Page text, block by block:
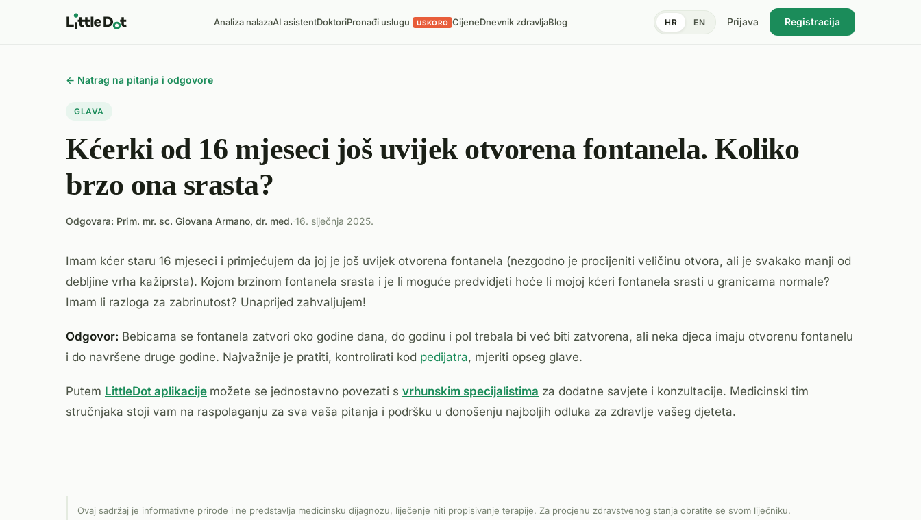
Analiza nalazaAI asistentDoktoriPronađi uslugu USKORO CijeneDnevnik zdravljaBlog HR EN Prijava Registracija
← Natrag na pitanja i odgovore
GLAVA
Kćerki od 16 mjeseci još uvijek otvorena fontanela. Koliko
brzo ona srasta?
Odgovara: Prim. mr. sc. Giovana Armano, dr. med. 16. siječnja 2025.
Imam kćer staru 16 mjeseci i primjećujem da joj je još uvijek otvorena fontanela (nezgodno je procijeniti veličinu otvora, ali je svakako manji od
debljine vrha kažiprsta). Kojom brzinom fontanela srasta i je li moguće predvidjeti hoće li mojoj kćeri fontanela srasti u granicama normale?
Imam li razloga za zabrinutost? Unaprijed zahvaljujem!
Odgovor: Bebicama se fontanela zatvori oko godine dana, do godinu i pol trebala bi već biti zatvorena, ali neka djeca imaju otvorenu fontanelu
i do navršene druge godine. Najvažnije je pratiti, kontrolirati kod pedijatra, mjeriti opseg glave.
Putem LittleDot aplikacije možete se jednostavno povezati s vrhunskim specijalistima za dodatne savjete i konzultacije. Medicinski tim
stručnjaka stoji vam na raspolaganju za sva vaša pitanja i podršku u donošenju najboljih odluka za zdravlje vašeg djeteta.
Ovaj sadržaj je informativne prirode i ne predstavlja medicinsku dijagnozu, liječenje niti propisivanje terapije. Za procjenu zdravstvenog stanja obratite se svom liječniku.